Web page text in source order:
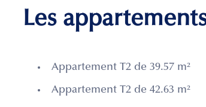
Les
Appartement T2 de 39.57 m²
Appartement T2 de 42.63 m²